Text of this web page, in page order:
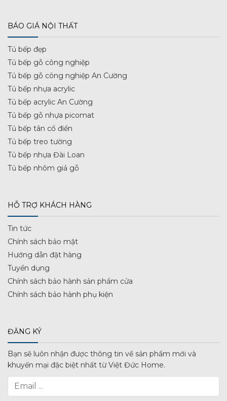
BÁO GIÁ NỘI THẤT
Tủ bếp đẹp
Tủ bếp gỗ công nghiệp
Tủ bếp gỗ công nghiệp An Cường
Tủ bếp nhựa acrylic
Tủ bếp acrylic An Cường
Tủ bếp gỗ nhựa picomat
Tủ bếp tân cổ điển
Tủ bếp treo tường
Tủ bếp nhựa Đài Loan
Tủ bếp nhôm giả gỗ
HỖ TRỢ KHÁCH HÀNG
Tin tức
Chính sách bảo mật
Hướng dẫn đặt hàng
Tuyển dụng
Chính sách bảo hành sản phẩm cửa
Chính sách bảo hành phụ kiện
ĐĂNG KÝ
Bạn sẽ luôn nhận được thông tin về sản phẩm mới và
khuyến mại đặc biệt nhất từ Việt Đức Home.